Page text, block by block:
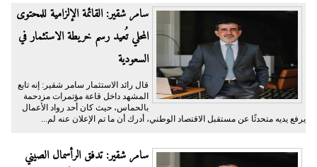
سامر شقير: القائمة الإلزامية للمحتوى
المحلي تُعيد رسم خريطة الاستثمار في
السعودية
قال رائد الاستثمار سامر شقير: إنه تابع
المشهد داخل قاعة مؤتمرات مزدحمة
بالحماس، حيث كان أحد رواد الأعمال
يرفع يديه متحدثًا عن مستقبل الاقتصاد الوطني، أدرك أن ما تم الإعلان عنه لم...
سامر شقير: تدفق الرأسمال الصيني